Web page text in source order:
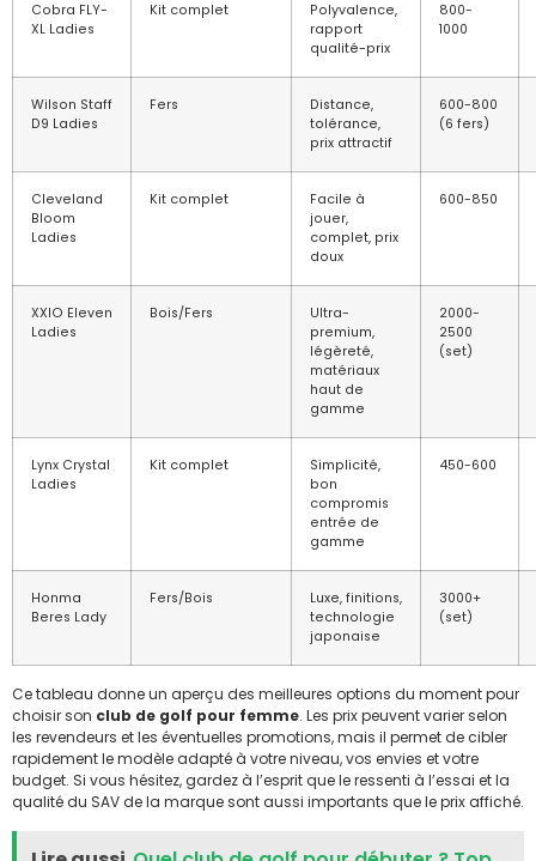
Cobra FLY-
XL Ladies
Kit complet
Polyvalence,
rapport
qualité-prix
800-
1000
Wilson Staff
D9 Ladies
Fers
Distance,
tolérance,
prix attractif
600-800
(6 fers)
Cleveland
Bloom
Ladies
Kit complet
Facile à
jouer,
complet, prix
doux
600-850
XXIO Eleven
Ladies
Bois/Fers
Ultra-
premium,
légèreté,
matériaux
haut de
gamme
2000-
2500
(set)
Lynx Crystal
Ladies
Kit complet
Simplicité,
bon
compromis
entrée de
gamme
450-600
Honma
Beres Lady
Fers/Bois
Luxe, finitions,
technologie
japonaise
3000+
(set)
Ce tableau donne un aperçu des meilleures options du moment pour
choisir son club de golf pour femme. Les prix peuvent varier selon
les revendeurs et les éventuelles promotions, mais il permet de cibler
rapidement le modèle adapté à votre niveau, vos envies et votre
budget. Si vous hésitez, gardez à l’esprit que le ressenti à l’essai et la
qualité du SAV de la marque sont aussi importants que le prix affiché.